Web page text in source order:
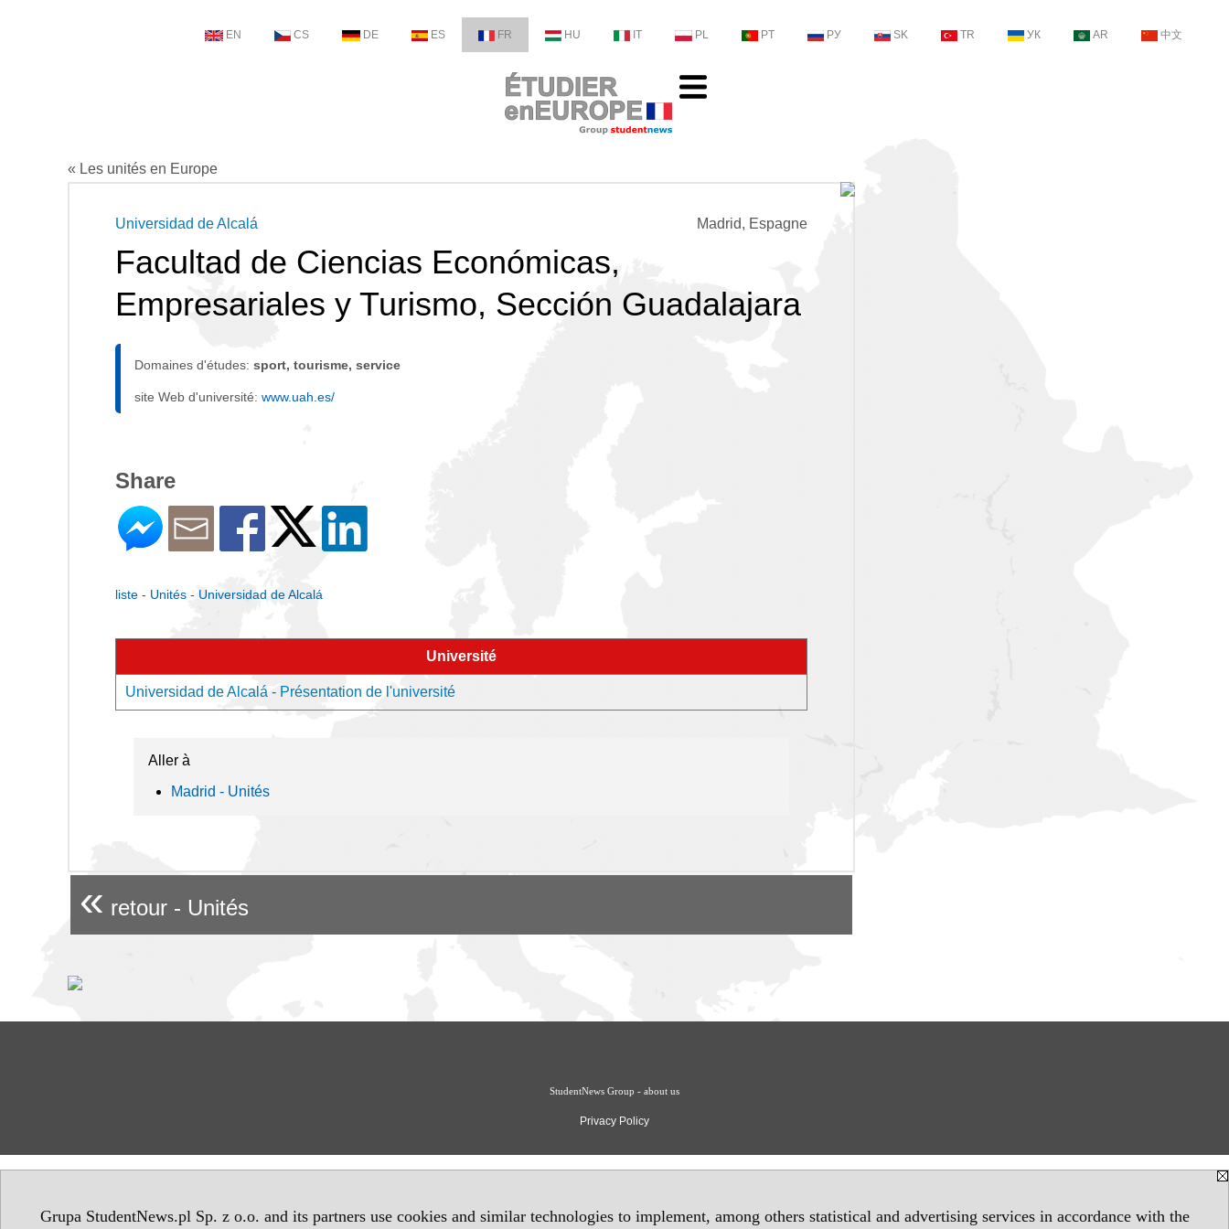
Grupa StudentNews.pl Sp. z o.o. and its partners use cookies and similar technologies to implement, among others statistical and advertising services in accordance with the
EN CS DE ES FR HU IT PL PT РУ SK TR УК AR 中文
« Les unités en Europe
Madrid, Espagne
Universidad de Alcalá
Facultad de Ciencias Económicas,
Empresariales y Turismo, Sección Guadalajara
Domaines d'études: sport, tourisme, service
site Web d'université: www.uah.es/
Share
liste - Unités - Universidad de Alcalá
Université
Universidad de Alcalá - Présentation de l'université
Aller à
Madrid - Unités
« retour - Unités
StudentNews Group - about us
Privacy Policy